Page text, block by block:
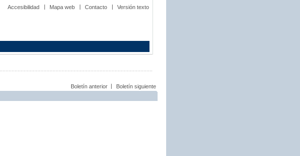
Accesibilidad Mapa web Contacto Versión texto
Boletín anterior Boletín siguiente